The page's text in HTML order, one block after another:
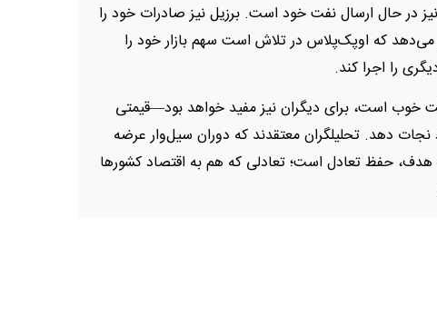
در حال ارسال نفت خود است. برزیل نیز صادرات خود را
که اوپک‌پلاس در تلاش است سهم بازار خود را
را اجرا کند.
خوب است، برای دیگران نیز مفید خواهد بود—قیمتی
نجات دهد. تحلیلگران معتقدند که دوران سیل‌وار عرضه
حفظ تعادل است؛ تعادلی که هم به اقتصاد کشورها